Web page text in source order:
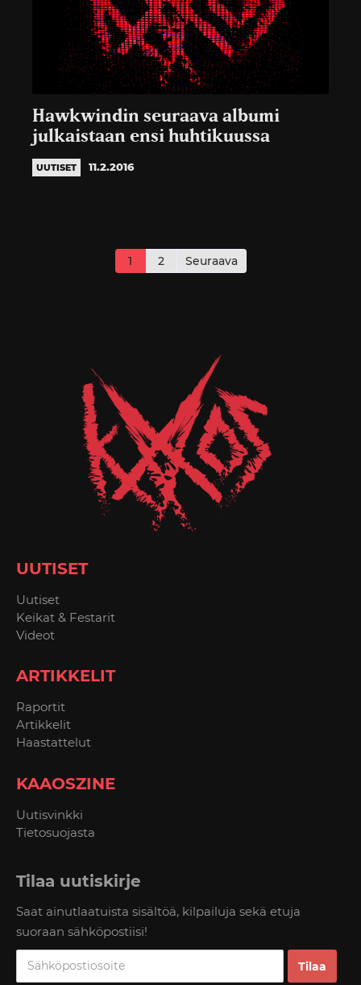
Hawkwindin seuraava albumi
julkaistaan ensi huhtikuussa
UUTISET 11.2.2016
sivutus
1 2 Seuraava
UUTISET
Uutiset
Keikat & Festarit
Videot
ARTIKKELIT
Raportit
Artikkelit
Haastattelut
KAAOSZINE
Uutisvinkki
Tietosuojasta
Tilaa uutiskirje
Saat ainutlaatuista sisältöä, kilpailuja sekä etuja
suoraan sähköpostiisi!